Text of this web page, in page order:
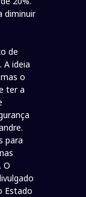
diminuir
de
A ideia
o
ter a
para
O
Estado